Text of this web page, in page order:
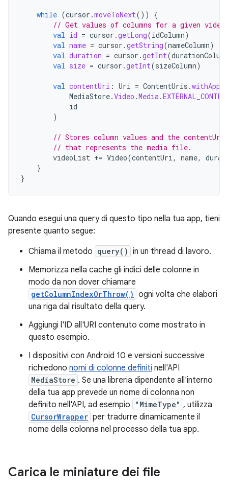
while (cursor .moveToNext())
{
// Get values of columns for a given
val id = cursor .getLong(idColumn)
val name = cursor .getString(nameColumn)
val duration = cursor .getInt(
val size = cursor .getInt(sizeColumn)
val contentUri : Uri = ContentUris .
MediaStore.Video .Media.
id
)
// Stores column values and the
// that represents the media file.
videoList += Video(contentUri, name,
}
}
Quando esegui una query di questo tipo nella tua app, tieni
presente quanto segue:
Chiama il metodo query() in un thread di lavoro.
Memorizza nella cache gli indici delle colonne in
modo da non dover chiamare
getColumnIndexOrThrow() ogni volta che elabori
una riga dal risultato della query.
Aggiungi l'ID all'URI contenuto come mostrato in
questo esempio.
I dispositivi con Android 10 e versioni successive
richiedono nomi di colonne definiti nell'API
MediaStore . Se una libreria dipendente all'interno
della tua app prevede un nome di colonna non
definito nell'API, ad esempio
"MimeType" , utilizza
CursorWrapper per tradurre dinamicamente il
nome della colonna nel processo della tua app.
Carica le miniature dei file